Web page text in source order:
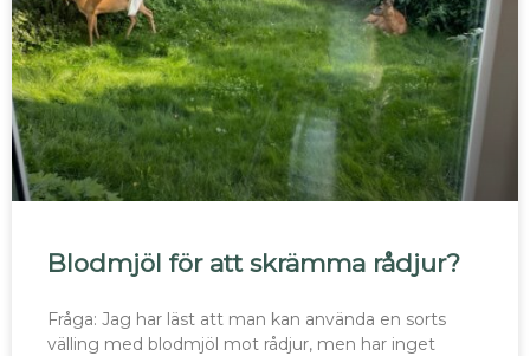
Blodmjöl för att skrämma rådjur?
Fråga: Jag har läst att man kan använda en sorts
välling med blodmjöl mot rådjur, men har inget